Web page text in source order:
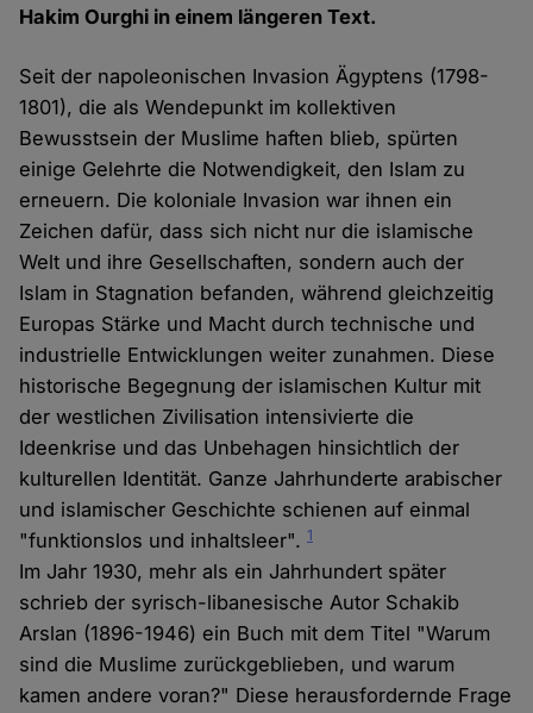
Hakim Ourghi in einem längeren Text.
Seit der napoleonischen Invasion Ägyptens (1798-
1801), die als Wendepunkt im kollektiven
Bewusstsein der Muslime haften blieb, spürten
einige Gelehrte die Notwendigkeit, den Islam zu
erneuern. Die koloniale Invasion war ihnen ein
Zeichen dafür, dass sich nicht nur die islamische
Welt und ihre Gesellschaften, sondern auch der
Islam in Stagnation befanden, während gleichzeitig
Europas Stärke und Macht durch technische und
industrielle Entwicklungen weiter zunahmen. Diese
historische Begegnung der islamischen Kultur mit
der westlichen Zivilisation intensivierte die
Ideenkrise und das Unbehagen hinsichtlich der
kulturellen Identität. Ganze Jahrhunderte arabischer
und islamischer Geschichte schienen auf einmal
"funktionslos und inhaltsleer".1
Im Jahr 1930, mehr als ein Jahrhundert später
schrieb der syrisch-libanesische Autor Schakib
Arslan (1896-1946) ein Buch mit dem Titel "Warum
sind die Muslime zurückgeblieben, und warum
kamen andere voran?" Diese herausfordernde Frage